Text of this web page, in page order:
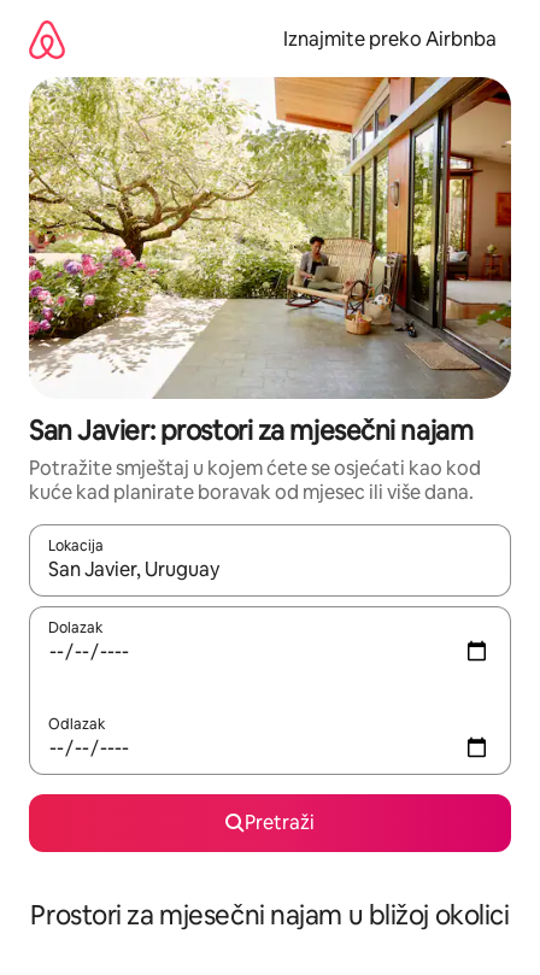
sadržaj
Iznajmite preko Airbnba
San Javier: prostori za mjesečni najam
Potražite smještaj u kojem ćete se osjećati kao kod
kuće kad planirate boravak od mjesec ili više dana.
Lokacija
Kada budu dostupni rezultati, moći ćete ih pregledati
Dolazak
Odlazak
Pretraži
Prostori za mjesečni najam u bližoj okolici